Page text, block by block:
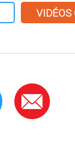
VIDÉOS